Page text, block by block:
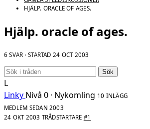
HJÄLP. ORACLE OF AGES.
Hjälp. oracle of ages.
6 SVAR · STARTAD 24 OCT 2003
Sök
L
Linky Nivå 0 · Nykomling 10 INLÄGG
MEDLEM SEDAN 2003
24 OKT 2003 TRÅDSTARTARE #1